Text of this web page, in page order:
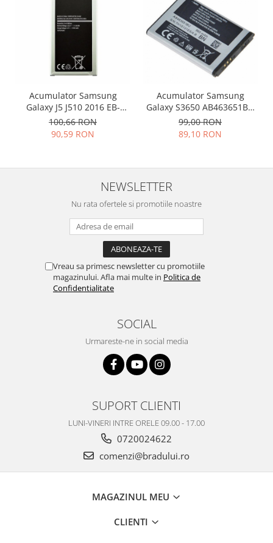
Touchscreen Lenovo
Touchscreen Samsung
Vodafone
Acumulator Samsung
Galaxy J5 J510 2016 EB-
BJ510BBC 3100mah
100,66 RON
90,59 RON
Acumulator Samsung
Galaxy S3650 AB463651BU
960mah
99,00 RON
89,10 RON
NEWSLETTER
Nu rata ofertele si promotiile noastre
Vreau sa primesc newsletter cu promotiile
magazinului. Afla mai multe in Politica de
Confidentialitate
SOCIAL
Urmareste-ne in social media
SUPORT CLIENTI
LUNI-VINERI INTRE ORELE 09.00 - 17.00
0720024622
comenzi@bradului.ro
MAGAZINUL MEU
CLIENTI